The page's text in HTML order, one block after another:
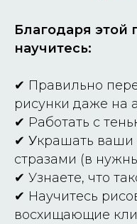
Благодаря этой
научитесь:
✔ Правильно
рисунки даже на
✔ Работать с
✔ Украшать ваши
стразами (в
✔ Узнаете, что
✔ Научитесь
восхищающие